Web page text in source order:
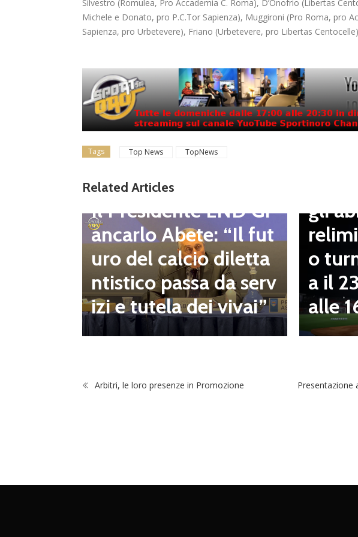
Silvestro (Romulea, Pro Accademia C. Roma), D’Onofrio (Libertas
Michele e Donato, pro P.C.Tor Sapienza), Muggironi (Pro Roma, pro
Sapienza, pro Urbetevere), Friano (Urbetevere, pro Libertas
Tags Top News TopNews
Related Articles
Dilettanti Regionali
Il Presidente LND Gi
ancarlo Abete: “Il fut
uro del calcio diletta
ntistico passa da serv
izi e tutela dei vivai”
gli
o
a il
alle
Arbitri, le loro presenze in Promozione
Presentazione